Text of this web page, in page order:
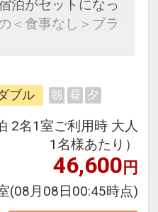
泊がセットになっ
＜食事なし＞プラ
クパッケージだか
もちろん周遊旅行
だけの宿泊や延
自由自在です。
員の方にはフライ
まります。
ブル 朝 昼 夕
2名1室ご利用時 大人
1名様あたり）
46,600円
(08月08日00:45時点)